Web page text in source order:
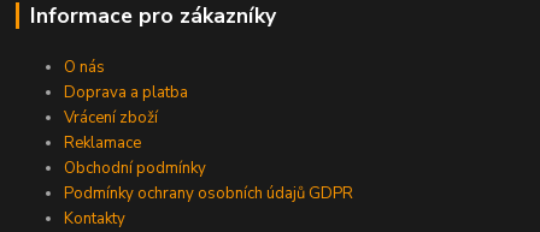
Informace pro zákazníky
O nás
Doprava a platba
Vrácení zboží
Reklamace
Obchodní podmínky
Podmínky ochrany osobních údajů GDPR
Kontakty